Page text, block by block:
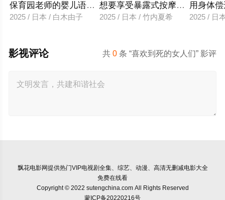
保育园老师的婴儿语让人超兴奋
2025 / 日本 / 白木由子
想要享受暴露式按摩的已婚女子
2025 / 日本 / 竹内夏希
用身体
2025 / 日
共0 条 “喜欢到死的女人们” 影评
影视评论
飘花电影网提供热门VIP电视剧全集、综艺、动漫、高清无删减电影大全
免费在线看
Copyright © 2022 sutengchina.com All Rights Reserved
蒙ICP备20220216号